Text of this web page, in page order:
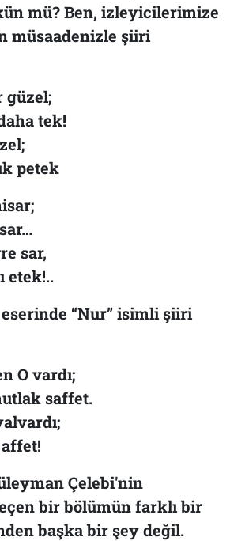
mü? Ben, izleyicilerimize
müsaadenizle şiiri
güzel;
tek!
petek
sar,
etek!..
“Nur” isimli şiiri
O vardı;
saffet.
Çelebi'nin
bir bölümün farklı bir
başka bir şey değil.